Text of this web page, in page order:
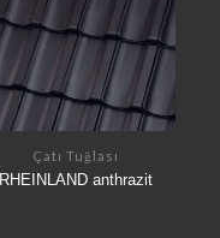
Çatı Tuğlası
RHEINLAND anthrazit